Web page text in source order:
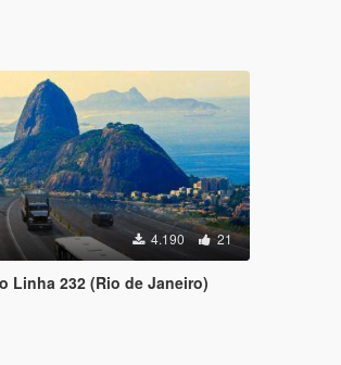
4.190 21
Linha 232 (Rio de Janeiro)